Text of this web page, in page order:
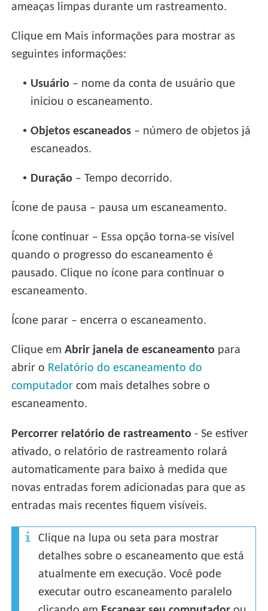
ameaças limpas durante um rastreamento.
Clique em Mais informações para mostrar as
seguintes informações:
• Usuário – nome da conta de usuário que
iniciou o escaneamento.
• Objetos escaneados – número de objetos já
escaneados.
• Duração – Tempo decorrido.
Ícone de pausa – pausa um escaneamento.
Ícone continuar – Essa opção torna-se visível
quando o progresso do escaneamento é
pausado. Clique no ícone para continuar o
escaneamento.
Ícone parar – encerra o escaneamento.
Clique emAbrir janela de escaneamento para
abrir o Relatório do escaneamento do
computador com mais detalhes sobre o
escaneamento.
Percorrer relatório de rastreamento - Se estiver
ativado, o relatório de rastreamento rolará
automaticamente para baixo à medida que
novas entradas forem adicionadas para que as
entradas mais recentes fiquem visíveis.
Clique na lupa ou seta para mostrar
detalhes sobre o escaneamento que está
atualmente em execução. Você pode
executar outro escaneamento paralelo